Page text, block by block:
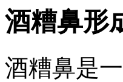
酒糟鼻形
酒糟鼻是